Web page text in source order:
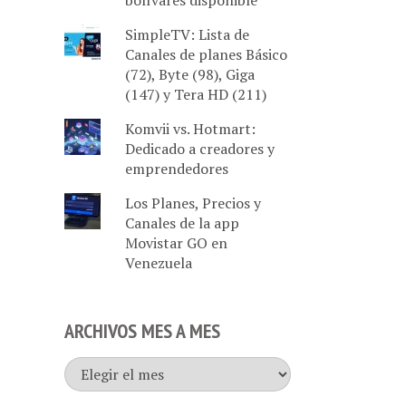
SimpleTV: Lista de
Canales de planes Básico
(72), Byte (98), Giga
(147) y Tera HD (211)
Komvii vs. Hotmart:
Dedicado a creadores y
emprendedores
Los Planes, Precios y
Canales de la app
Movistar GO en
Venezuela
ARCHIVOS MES A MES
Archivos
mes